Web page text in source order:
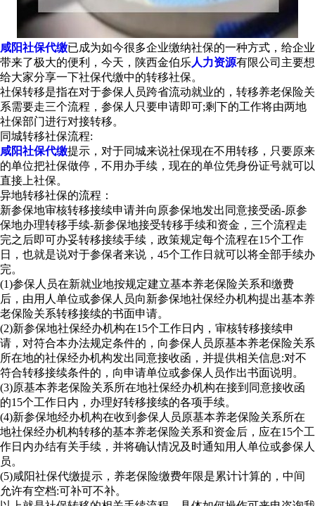
咸阳社保代缴已成为如今很多企业缴纳社保的一种方式，给企业
带来了极大的便利，今天，陕西金伯乐人力资源有限公司主要想
给大家分享一下社保代缴中的转移社保。
社保转移是指在对于参保人员跨省流动就业的，转移养老保险关
系需要走三个流程，参保人只要申请即可;剩下的工作将由两地
社保部门进行对接转移。
同城转移社保流程:
咸阳社保代缴提示，对于同城来说社保现在不用转移，只要原来
的单位把社保做停，不用办手续，现在的单位凭身份证号就可以
直接上社保。
异地转移社保的流程：
新参保地审核转移接续申请并向原参保地发出同意接受函-原参
保地办理转移手续-新参保地接受转移手续和资金，三个流程走
完之后即可办妥转移接续手续，政策规定每个流程在15个工作
日，也就是说对于参保者来说，45个工作日就可以将全部手续办
完。
(1)参保人员在新就业地按规定建立基本养老保险关系和缴费
后，由用人单位或参保人员向新参保地社保经办机构提出基本养
老保险关系转移接续的书面申请。
(2)新参保地社保经办机构在15个工作日内，审核转移接续申
请，对符合本办法规定条件的，向参保人员原基本养老保险关系
所在地的社保经办机构发出同意接收函，并提供相关信息:对不
符合转移接续条件的，向申请单位或参保人员作出书面说明。
(3)原基本养老保险关系所在地社保经办机构在接到同意接收函
的15个工作日内，办理好转移接续的各项手续。
(4)新参保地经办机构在收到参保人员原基本养老保险关系所在
地社保经办机构转移的基本养老保险关系和资金后，应在15个工
作日内办结有关手续，并将确认情况及时通知用人单位或参保人
员。
(5)咸阳社保代缴提示，养老保险缴费年限是累计计算的，中间
允许有空档:可补可不补。